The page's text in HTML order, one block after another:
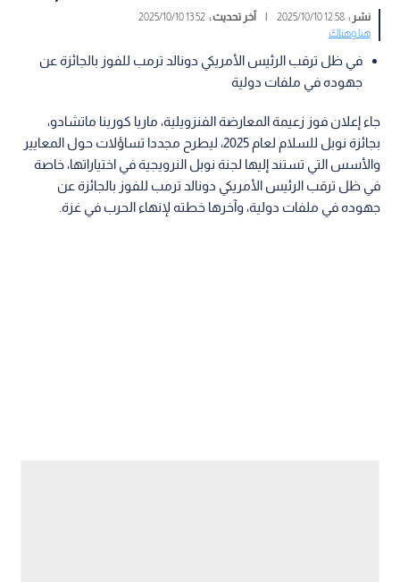
نشر :12:58 2025/10/10
| آخر تحديث :13:52 2025/10/10
هنا وهناك
في ظل ترقب الرئيس الأمريكي دونالد ترمب للفوز بالجائزة عن
جهوده في ملفات دولية
جاء إعلان فوز زعيمة المعارضة الفنزويلية، ماريا كورينا ماتشادو،
بجائزة نوبل للسلام لعام 2025، ليطرح مجددا تساؤلات حول المعايير
والأسس التي تستند إليها لجنة نوبل النرويجية في اختياراتها، خاصة
في ظل ترقب الرئيس الأمريكي دونالد ترمب للفوز بالجائزة عن
جهوده في ملفات دولية، وآخرها خطته لإنهاء الحرب في غزة.